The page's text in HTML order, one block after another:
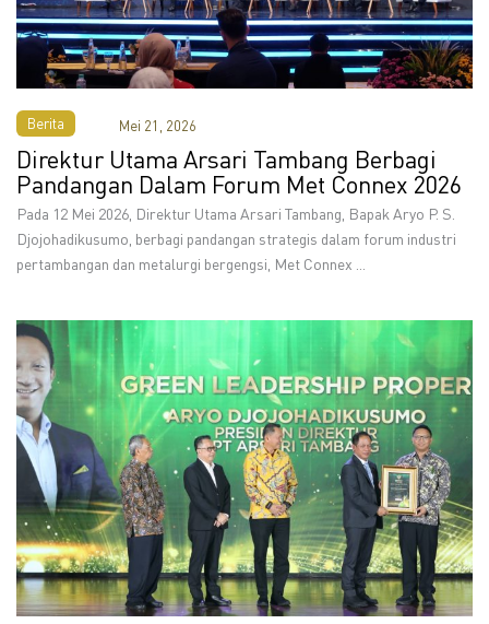
Berita
Direktur Utama Arsari Tambang Berbagi
Pandangan Dalam Forum Met Connex 2026
Mei 21, 2026
Pada 12 Mei 2026, Direktur Utama Arsari Tambang, Bapak Aryo P. S.
Djojohadikusumo, berbagi pandangan strategis dalam forum industri
pertambangan dan metalurgi bergengsi, Met Connex ...